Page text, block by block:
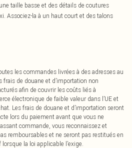
taille basse et des détails de coutures
Associez-la à un haut court et des talons
les commandes livrées à des adresses au
frais de douane et d’importation non
afin de couvrir les coûts liés à
électronique de faible valeur dans l’UE et
Les frais de douane et d’importation seront
lors du paiement avant que vous ne
commande, vous reconnaissez et
remboursables et ne seront pas restitués en
la loi applicable l’exige.